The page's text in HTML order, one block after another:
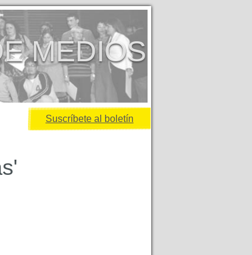
MEDIOS
Suscríbete al boletín